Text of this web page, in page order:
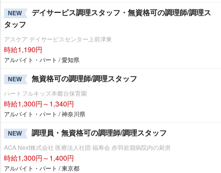
NEW
デイサービス調理スタッフ・無資格可の調理師/調理ス
タッフ
アスケア デイサービスセンター上前津東
時給1,190円
アルバイト・パート / 愛知県
NEW 無資格可の調理師/調理スタッフ
ハートフルキッズ本郷台保育園
時給1,300円～1,340円
アルバイト・パート / 神奈川県
NEW 調理員・無資格可の調理師/調理スタッフ
ACA Next株式会社 医療法人社団 福寿会 赤羽岩淵病院内の厨房
時給1,300円～1,400円
アルバイト・パート / 東京都